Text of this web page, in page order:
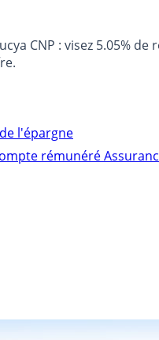
CNP : visez 5.05%
l'épargne
rémunéré